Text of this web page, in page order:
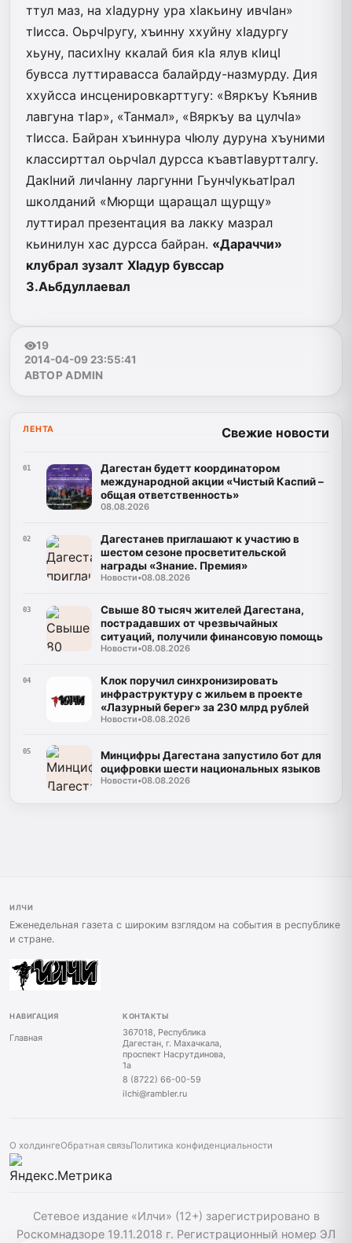
ттул маз, на хIадурну ура хIакьину ивчIан»
тIисса. ОьрчIругу, хъинну ххуйну хIадургу
хьуну, пасихIну ккалай бия кIа ялув кIицI
бувсса луттиравасса балайрду-назмурду. Дия
ххуйсса инсценировкарттугу: «Вяркъу Къянив
лавгуна тIар», «Танмал», «Вяркъу ва цулчIа»
тIисса. Байран хъиннура чIюлу дуруна хъуними
классирттал оьрчIал дурсса къавтIавуртталгу.
ДакIний личIанну ларгунни ГьунчIукьатIрал
школданий «Мюрщи щаращал щурщу»
луттирал презентация ва лакку мазрал
кьинилун хас дурсса байран. «Дараччи»
клубрал зузалт ХIадур бувссар
З.Аьбдуллаевал
19
2014-04-09 23:55:41
АВТОР ADMIN
ЛЕНТА Свежие новости
01
Дагестан будетт координатором
международной акции «Чистый Каспий –
общая ответственность»
08.08.2026
02
Дагестанев приглашают к участию в
шестом сезоне просветительской
награды «Знание. Премия»
Новости•08.08.2026
03
Свыше 80 тысяч жителей Дагестана,
пострадавших от чрезвычайных
ситуаций, получили финансовую помощь
Новости•08.08.2026
04
Клок поручил синхронизировать
инфраструктуру с жильем в проекте
«Лазурный берег» за 230 млрд рублей
Новости•08.08.2026
05
Минцифры Дагестана запустило бот для
оцифровки шести национальных языков
Новости•08.08.2026
ИЛЧИ
Еженедельная газета с широким взглядом на события в республике
и стране.
НАВИГАЦИЯ
Главная
КОНТАКТЫ
367018, Республика
Дагестан, г. Махачкала,
проспект Насрутдинова,
1а
8 (8722) 66-00-59
ilchi@rambler.ru
О холдингеОбратная связьПолитика конфиденциальности
Сетевое издание «Илчи» (12+) зарегистрировано в
Роскомнадзоре 19.11.2018 г. Регистрационный номер ЭЛ